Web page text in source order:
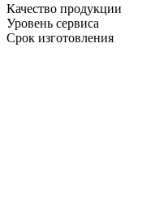
Качество продукции
Уровень сервиса
Срок изготовления